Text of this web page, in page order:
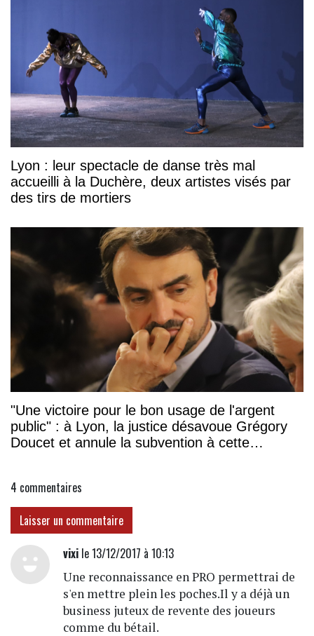
Lyon : leur spectacle de danse très mal
accueilli à la Duchère, deux artistes visés par
des tirs de mortiers
"Une victoire pour le bon usage de l'argent
public" : à Lyon, la justice désavoue Grégory
Doucet et annule la subvention à cette
4 commentaires
Laisser un commentaire
vixile 13/12/2017 à 10:13
Une reconnaissance en PRO permettrai de
s'en mettre plein les poches.Il y a déjà un
business juteux de revente des joueurs
comme du bétail.